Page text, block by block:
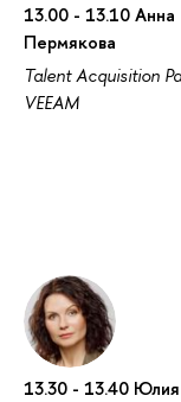
13.00 - 13.10 Анна
Пермякова
Talent Acquisition
VEEAM
13.30 - 13.40 Юлия